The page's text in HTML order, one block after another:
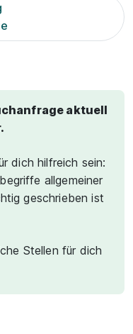
aktuell
dich hilfreich sein:
allgemeiner
geschrieben ist
Stellen für dich